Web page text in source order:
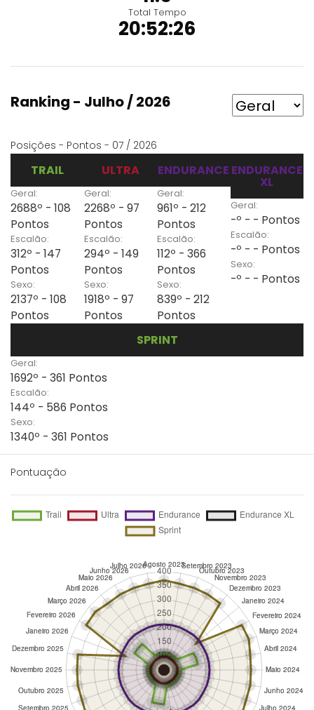
Total Tempo
20:52:26
Ranking - Julho / 2026
Posições - Pontos - 07 / 2026
TRAIL
Geral:
2688º - 108
Pontos
Escalão:
312º - 147
Pontos
Sexo:
2137º - 108
Pontos
ULTRA
Geral:
2268º - 97
Pontos
Escalão:
294º - 149
Pontos
Sexo:
1918º - 97
Pontos
ENDURANCE
Geral:
961º - 212
Pontos
Escalão:
112º - 366
Pontos
Sexo:
839º - 212
Pontos
ENDURANCE
XL
Geral:
-º - - Pontos
Escalão:
-º - - Pontos
Sexo:
-º - - Pontos
SPRINT
Geral:
1692º - 361 Pontos
Escalão:
144º - 586 Pontos
Sexo:
1340º - 361 Pontos
Pontuação